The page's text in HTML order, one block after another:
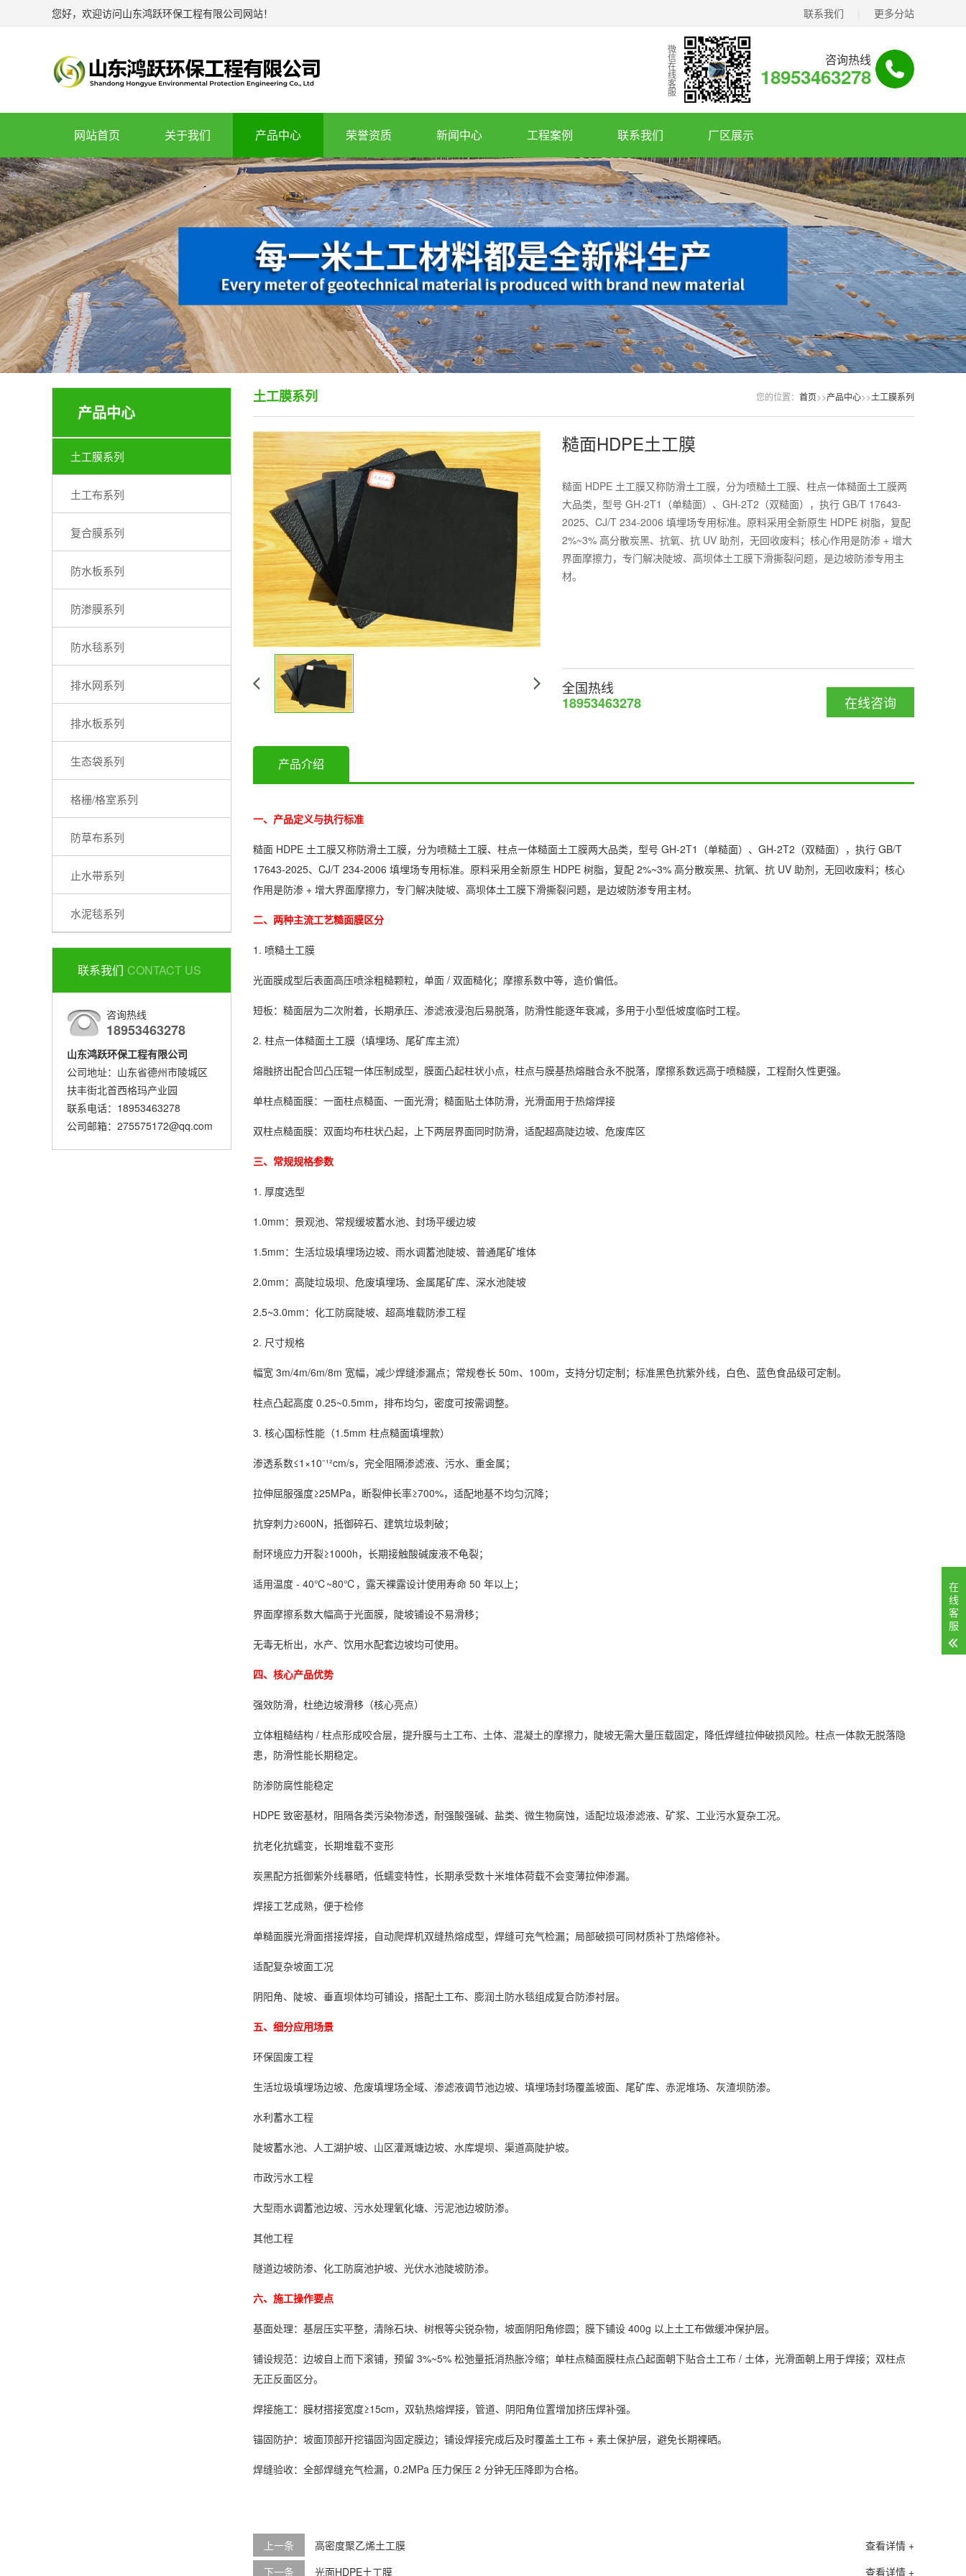
联系我们 更多分站
您好，欢迎访问山东鸿跃环保工程有限公司网站！
咨询热线
18953463278
微信在线客服
网站首页 关于我们 产品中心 荣誉资质 新闻中心 工程案例 联系我们 厂区展示
产品中心
土工膜系列
土工布系列
复合膜系列
防水板系列
防渗膜系列
防水毯系列
排水网系列
排水板系列
生态袋系列
格栅/格室系列
防草布系列
止水带系列
水泥毯系列
联系我们 CONTACT US
咨询热线
18953463278
山东鸿跃环保工程有限公司
公司地址：山东省德州市陵城区
扶丰街北首西格玛产业园
联系电话：18953463278
公司邮箱：275575172@qq.com
您的位置： 首页>>产品中心>>土工膜系列
土工膜系列
糙面HDPE土工膜
糙面 HDPE 土工膜又称防滑土工膜，分为喷糙土工膜、柱点一体糙面土工膜两
大品类，型号 GH-2T1（单糙面）、GH-2T2（双糙面），执行 GB/T 17643-
2025、CJ/T 234-2006 填埋场专用标准。原料采用全新原生 HDPE 树脂，复配
2%~3% 高分散炭黑、抗氧、抗 UV 助剂，无回收废料；核心作用是防渗 + 增大
界面摩擦力，专门解决陡坡、高坝体土工膜下滑撕裂问题，是边坡防渗专用主
材。
在线咨询
全国热线
18953463278
产品介绍
一、产品定义与执行标准
糙面 HDPE 土工膜又称防滑土工膜，分为喷糙土工膜、柱点一体糙面土工膜两大品类，型号 GH-2T1（单糙面）、GH-2T2（双糙面），执行 GB/T
17643-2025、CJ/T 234-2006 填埋场专用标准。原料采用全新原生 HDPE 树脂，复配 2%~3% 高分散炭黑、抗氧、抗 UV 助剂，无回收废料；核心
作用是防渗 + 增大界面摩擦力，专门解决陡坡、高坝体土工膜下滑撕裂问题，是边坡防渗专用主材。
二、两种主流工艺糙面膜区分
1. 喷糙土工膜
光面膜成型后表面高压喷涂粗糙颗粒，单面 / 双面糙化；摩擦系数中等，造价偏低。
短板：糙面层为二次附着，长期承压、渗滤液浸泡后易脱落，防滑性能逐年衰减，多用于小型低坡度临时工程。
2. 柱点一体糙面土工膜（填埋场、尾矿库主流）
熔融挤出配合凹凸压辊一体压制成型，膜面凸起柱状小点，柱点与膜基热熔融合永不脱落，摩擦系数远高于喷糙膜，工程耐久性更强。
单柱点糙面膜：一面柱点糙面、一面光滑；糙面贴土体防滑，光滑面用于热熔焊接
双柱点糙面膜：双面均布柱状凸起，上下两层界面同时防滑，适配超高陡边坡、危废库区
三、常规规格参数
1. 厚度选型
1.0mm：景观池、常规缓坡蓄水池、封场平缓边坡
1.5mm：生活垃圾填埋场边坡、雨水调蓄池陡坡、普通尾矿堆体
2.0mm：高陡垃圾坝、危废填埋场、金属尾矿库、深水池陡坡
2.5~3.0mm：化工防腐陡坡、超高堆载防渗工程
2. 尺寸规格
幅宽 3m/4m/6m/8m 宽幅，减少焊缝渗漏点；常规卷长 50m、100m，支持分切定制；标准黑色抗紫外线，白色、蓝色食品级可定制。
柱点凸起高度 0.25~0.5mm，排布均匀，密度可按需调整。
3. 核心国标性能（1.5mm 柱点糙面填埋款）
渗透系数≤1×10⁻¹²cm/s，完全阻隔渗滤液、污水、重金属；
拉伸屈服强度≥25MPa，断裂伸长率≥700%，适配地基不均匀沉降；
抗穿刺力≥600N，抵御碎石、建筑垃圾刺破；
耐环境应力开裂≥1000h，长期接触酸碱废液不龟裂；
适用温度 - 40℃~80℃，露天裸露设计使用寿命 50 年以上；
界面摩擦系数大幅高于光面膜，陡坡铺设不易滑移；
无毒无析出，水产、饮用水配套边坡均可使用。
四、核心产品优势
强效防滑，杜绝边坡滑移（核心亮点）
立体粗糙结构 / 柱点形成咬合层，提升膜与土工布、土体、混凝土的摩擦力，陡坡无需大量压载固定，降低焊缝拉伸破损风险。柱点一体款无脱落隐
患，防滑性能长期稳定。
防渗防腐性能稳定
HDPE 致密基材，阻隔各类污染物渗透，耐强酸强碱、盐类、微生物腐蚀，适配垃圾渗滤液、矿浆、工业污水复杂工况。
抗老化抗蠕变，长期堆载不变形
炭黑配方抵御紫外线暴晒，低蠕变特性，长期承受数十米堆体荷载不会变薄拉伸渗漏。
焊接工艺成熟，便于检修
单糙面膜光滑面搭接焊接，自动爬焊机双缝热熔成型，焊缝可充气检漏；局部破损可同材质补丁热熔修补。
适配复杂坡面工况
阴阳角、陡坡、垂直坝体均可铺设，搭配土工布、膨润土防水毯组成复合防渗衬层。
五、细分应用场景
环保固废工程
生活垃圾填埋场边坡、危废填埋场全域、渗滤液调节池边坡、填埋场封场覆盖坡面、尾矿库、赤泥堆场、灰渣坝防渗。
水利蓄水工程
陡坡蓄水池、人工湖护坡、山区灌溉塘边坡、水库堤坝、渠道高陡护坡。
市政污水工程
大型雨水调蓄池边坡、污水处理氧化塘、污泥池边坡防渗。
其他工程
隧道边坡防渗、化工防腐池护坡、光伏水池陡坡防渗。
六、施工操作要点
基面处理：基层压实平整，清除石块、树根等尖锐杂物，坡面阴阳角修圆；膜下铺设 400g 以上土工布做缓冲保护层。
铺设规范：边坡自上而下滚铺，预留 3%~5% 松弛量抵消热胀冷缩；单柱点糙面膜柱点凸起面朝下贴合土工布 / 土体，光滑面朝上用于焊接；双柱点
无正反面区分。
焊接施工：膜材搭接宽度≥15cm，双轨热熔焊接，管道、阴阳角位置增加挤压焊补强。
锚固防护：坡面顶部开挖锚固沟固定膜边；铺设焊接完成后及时覆盖土工布 + 素土保护层，避免长期裸晒。
焊缝验收：全部焊缝充气检漏，0.2MPa 压力保压 2 分钟无压降即为合格。
上一条 查看详情 +
高密度聚乙烯土工膜
下一条
查看详情 +
光面HDPE土工膜
在
线
客
服